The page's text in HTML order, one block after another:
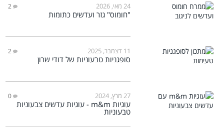
24 מאי, 2026 2
"חומוס" גזר ועדשים כתומות
11 דצמבר, 2025 2
סופגניות טבעוניות של דודי שרון
27 מרץ, 2024 0
עוגיות m&m - עוגיות עדשים צבעוניות
טבעוניות